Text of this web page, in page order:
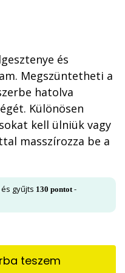
és
Megszüntetheti a
hatolva
Különösen
kell ülniük vagy
masszírozza be a
gyűjts 130 pontot-
teszem